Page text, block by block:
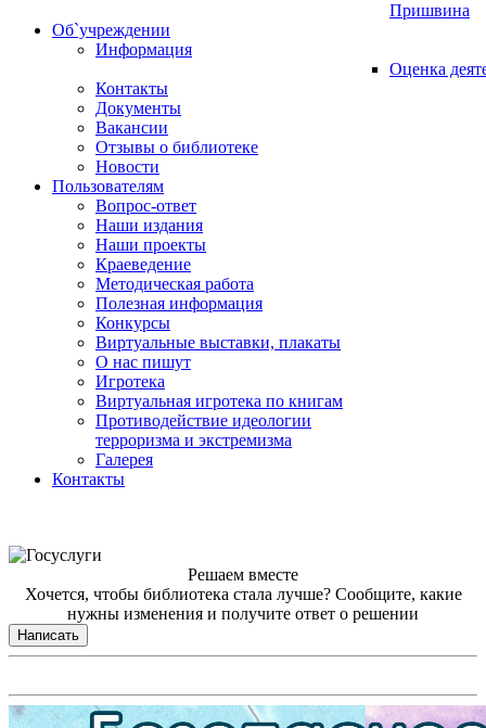
Пришвина
Об`учреждении
Информация
Оценка
Контакты
Документы
Вакансии
Отзывы о библиотеке
Новости
Пользователям
Вопрос-ответ
Наши издания
Наши проекты
Краеведение
Методическая работа
Полезная информация
Конкурсы
Виртуальные выставки, плакаты
О нас пишут
Игротека
Виртуальная игротека по книгам
Противодействие идеологии
терроризма и экстремизма
Галерея
Контакты
Решаем вместе
Хочется, чтобы библиотека стала лучше? Сообщите, какие
нужны изменения и получите ответ о решении
Написать